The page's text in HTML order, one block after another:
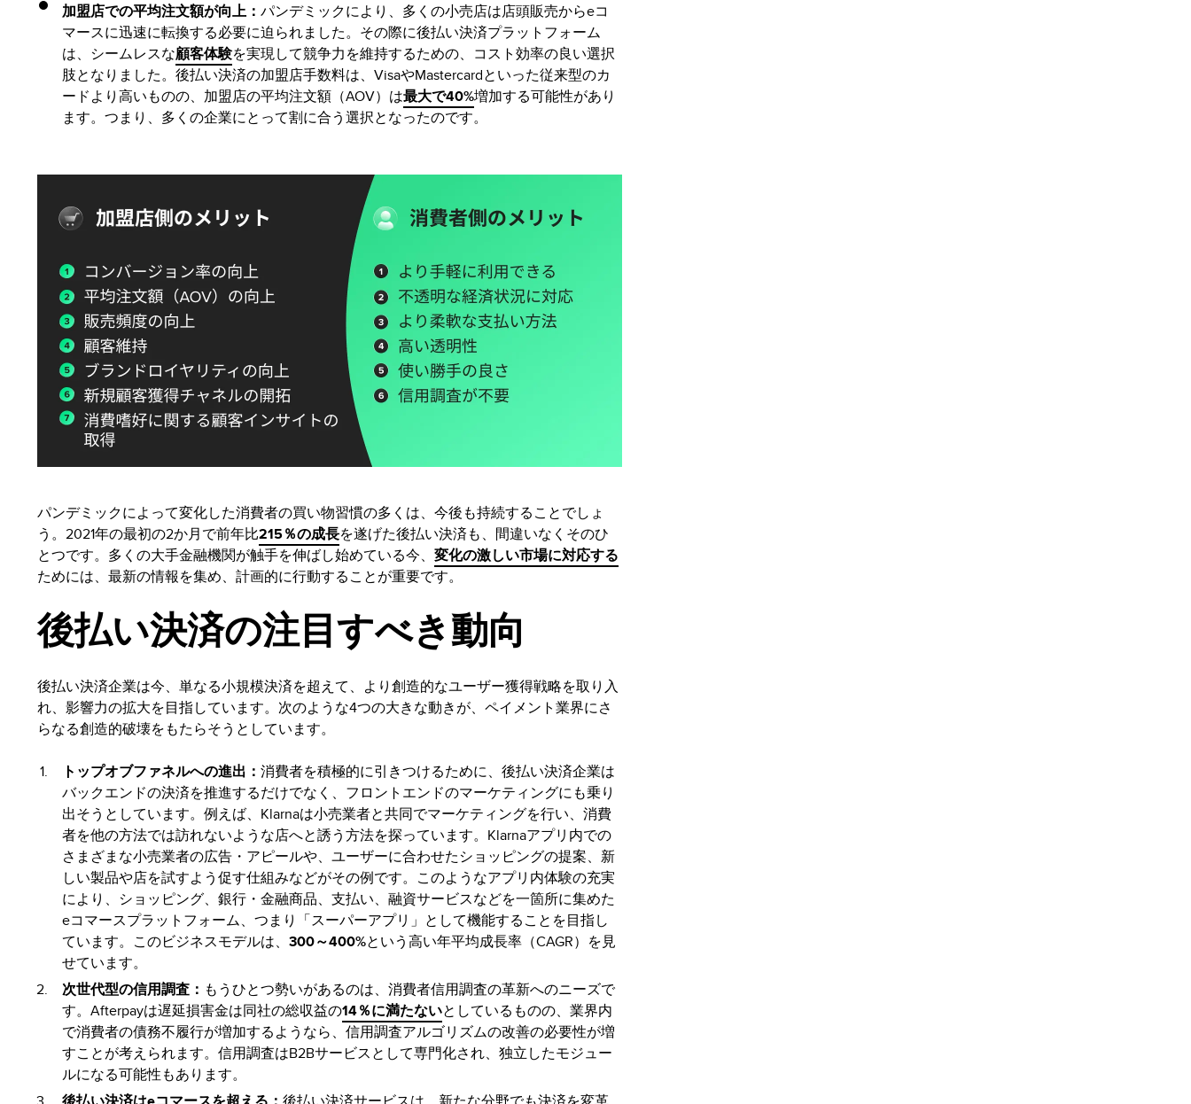
加盟店での平均注文額が向上 ： パンデミックにより、多くの小売店は店頭販売からeコ
マースに迅速に転換する必要に迫られました。その際に後払い決済プラットフォーム
は、シームレスな顧客体験を実現して競争力を維持するための、コスト効率の良い選択
肢となりました。後払い決済の加盟店手数料は、VisaやMastercardといった従来型のカ
ードより高いものの、加盟店の平均注文額（AOV）は最大で40%増加する可能性があり
ます。つまり、多くの企業にとって割に合う選択となったのです。
パンデミックによって変化した消費者の買い物習慣の多くは、今後も持続することでしょ
う。2021年の最初の2か月で前年比215％の成長を遂げた後払い決済も、間違いなくそのひ
とつです。多くの大手金融機関が触手を伸ばし始めている今、 変化の激しい市場に対応する
ためには、最新の情報を集め、計画的に行動することが重要です。
後払い決済の注目すべき動向
後払い決済企業は今、単なる小規模決済を超えて、より創造的なユーザー獲得戦略を取り入
れ、影響力の拡大を目指しています。次のような4つの大きな動きが、ペイメント業界にさ
らなる創造的破壊をもたらそうとしています。
トップオブファネルへの進出 ： 消費者を積極的に引きつけるために、後払い決済企業は
バックエンドの決済を推進するだけでなく、フロントエンドのマーケティングにも乗り
出そうとしています。例えば、Klarnaは小売業者と共同でマーケティングを行い、消費
者を他の方法では訪れないような店へと誘う方法を探っています。Klarnaアプリ内での
さまざまな小売業者の広告・アピールや、ユーザーに合わせたショッピングの提案、新
しい製品や店を試すよう促す仕組みなどがその例です。このようなアプリ内体験の充実
により、ショッピング、銀行・金融商品、支払い、融資サービスなどを一箇所に集めた
eコマースプラットフォーム、つまり「スーパーアプリ」として機能することを目指し
ています。このビジネスモデルは、 300～400%という高い年平均成長率（CAGR）を見
せています。
次世代型の信用調査 ： もうひとつ勢いがあるのは、消費者信用調査の革新へのニーズで
す。Afterpayは遅延損害金は同社の総収益の14％に満たないとしているものの、業界内
で消費者の債務不履行が増加するようなら、信用調査アルゴリズムの改善の必要性が増
すことが考えられます。信用調査はB2Bサービスとして専門化され、独立したモジュー
ルになる可能性もあります。